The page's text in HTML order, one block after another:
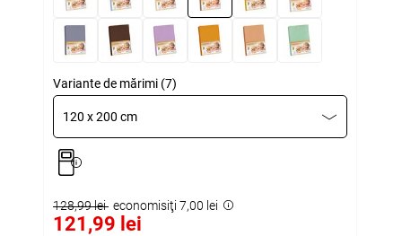
Variante de mărimi (7)
120 x 200 cm
128,99 lei economisiţi 7,00 lei
121,99 lei